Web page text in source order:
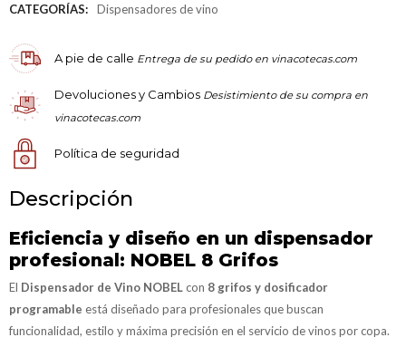
CATEGORÍAS: Dispensadores de vino
A pie de calle Entrega de su pedido en vinacotecas.com
Devoluciones y Cambios Desistimiento de su compra en
vinacotecas.com
Política de seguridad
Descripción
Eficiencia y diseño en un dispensador
profesional: NOBEL 8 Grifos
El Dispensador de Vino NOBELcon 8 grifos y dosificador
programable está diseñado para profesionales que buscan
funcionalidad, estilo y máxima precisión en el servicio de vinos por copa.